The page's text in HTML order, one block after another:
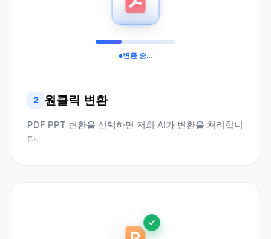
변환 중…
2 원클릭 변환
PDF PPT 변환을 선택하면 저희 AI가 변환을 처리합니
다.